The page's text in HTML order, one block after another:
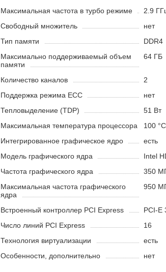
Максимальная частота в турбо режиме
2.9
Свободный множитель
нет
Тип памяти
DDR4
Максимально поддерживаемый объем
памяти
64 ГБ
Количество каналов
2
Поддержка режима ECC
нет
Тепловыделение (TDP)
51 Вт
Максимальная температура процессора
100 °C
Интегрированное графическое ядро
есть
Модель графического ядра
Intel
Частота графического ядра
350
Максимальная частота графического
ядра
950
Встроенный контроллер PCI Express
PCI-E
Число линий PCI Express
16
Технология виртуализации
есть
Особенности, дополнительно
нет